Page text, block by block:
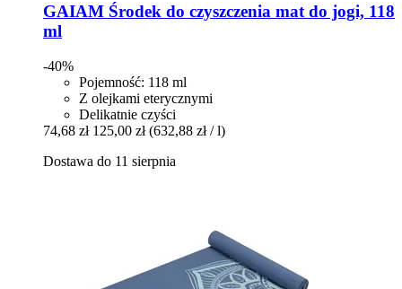
GAIAM Środek do czyszczenia mat do jogi, 118
ml
-40%
Pojemność: 118 ml
Z olejkami eterycznymi
Delikatnie czyści
74,68 zł 125,00 zł (632,88 zł / l)
Dostawa do 11 sierpnia